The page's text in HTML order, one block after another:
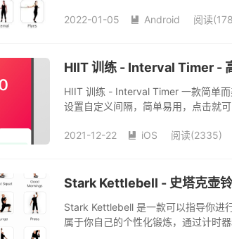
2022-01-05  Android 阅读
HIIT 训练 - Interval Timer -
HIIT 训练 - Interval Timer 一款简单
设置自定义间隔，简单易用，点击就可
2021-12-22  iOS 阅读(2335)
Stark Kettlebell - 史塔克壶
Stark Kettlebell 是一款可以指导你进
属于你自己的个性化锻炼，通过计时